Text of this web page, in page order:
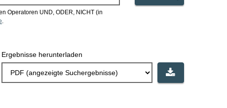
Operatoren UND, ODER, NICHT (in
.
Ergebnisse herunterladen